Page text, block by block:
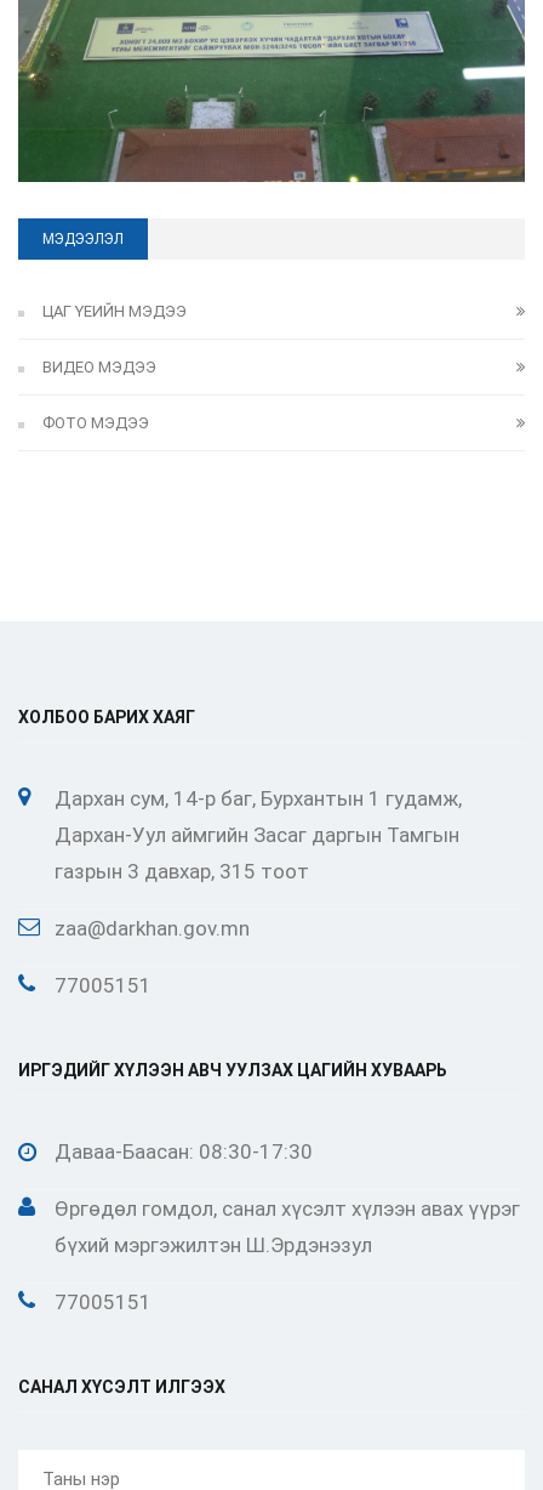
МЭДЭЭЛЭЛ
ЦАГ ҮЕИЙН МЭДЭЭ
ВИДЕО МЭДЭЭ
ФОТО МЭДЭЭ
ХОЛБОО БАРИХ ХАЯГ
Дархан сум, 14-р баг, Бурхантын 1 гудамж,
Дархан-Уул аймгийн Засаг даргын Тамгын
газрын 3 давхар, 315 тоот
zaa@darkhan.gov.mn
77005151
ИРГЭДИЙГ ХҮЛЭЭН АВЧ УУЛЗАХ ЦАГИЙН ХУВААРЬ
Даваа-Баасан: 08:30-17:30
Өргөдөл гомдол, санал хүсэлт хүлээн авах үүрэг
бүхий мэргэжилтэн Ш.Эрдэнэзул
77005151
САНАЛ ХҮСЭЛТ ИЛГЭЭХ